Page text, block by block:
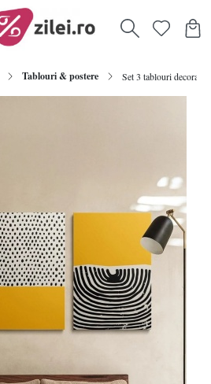
Tablouri & postere Set 3 tablouri